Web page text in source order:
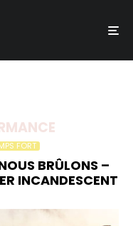
FORT
BRÛLONS –
INCANDESCENT